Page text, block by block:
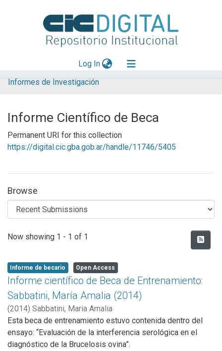
Log In(current)
Explorar
Aportar material
Statistics
Informes de Investigación
Informe Científico de Beca
Permanent URI for this collection
https://digital.cic.gba.gob.ar/handle/11746/5405
Browse
Recent Submissions
Now showing 1 - 1 of 1
Informe de becario Open Access
Informe científico de Beca de Entrenamiento:
Sabbatini, María Amalia (2014)
(2014) Sabbatini, Maria Amalia
Esta beca de entrenamiento estuvo contenida dentro del
ensayo: “Evaluación de la interferencia serológica en el
diagnóstico de la Brucelosis ovina”.